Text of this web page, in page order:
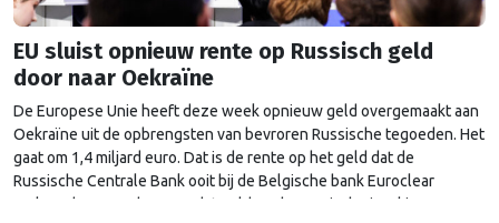
EU sluist opnieuw rente op Russisch geld
door naar Oekraïne
De Europese Unie heeft deze week opnieuw geld overgemaakt aan
Oekraïne uit de opbrengsten van bevroren Russische tegoeden. Het
gaat om 1,4 miljard euro. Dat is de rente op het geld dat de
Russische Centrale Bank ooit bij de Belgische bank Euroclear
parkeerde. De EU bevroor dat geld na de Russische inval in